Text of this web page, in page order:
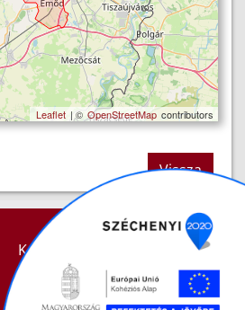
Leaflet | © OpenStreetMap contributors
Vissza
KAPCSOLAT
IMPRESSZUM